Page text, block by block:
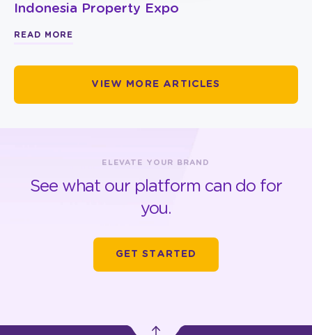
Indonesia Property Expo
READ MORE
VIEW MORE ARTICLES
ELEVATE YOUR BRAND
See what our platform can do for
you.
GET STARTED